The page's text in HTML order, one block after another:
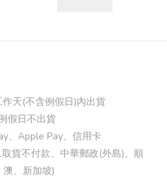
天(不含例假日)內出貨
假日不出貨
、Apple Pay、信用卡
貨不付款、中華郵政(外島)、順
澳、新加坡)